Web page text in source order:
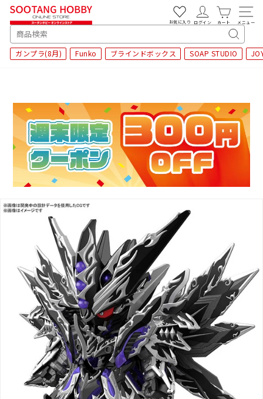
SEARCH
キ
ー
検
索
ガンプラ(8月) Funko ブラインドボックス SOAP STUDIO
お気に入り ログイン カート メニュー